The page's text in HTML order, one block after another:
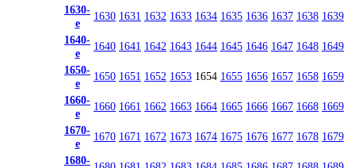
1630-
е
1630 1631 1632 1633 1634 1635 1636 1637 1638 1639
1640-
е
1640 1641 1642 1643 1644 1645 1646 1647 1648 1649
1650-
е
1650 1651 1652 1653 1654 1655 1656 1657 1658 1659
1660-
е
1660 1661 1662 1663 1664 1665 1666 1667 1668 1669
1670-
е
1670 1671 1672 1673 1674 1675 1676 1677 1678 1679
1680-